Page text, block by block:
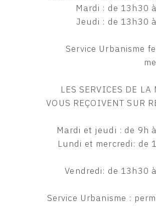
Mardi : de 13h30
Jeudi : de 13h30
Service Urbanisme
LES SERVICES DE
VOUS REÇOIVENT SUR
Mardi et jeudi : de 9h
Lundi et mercredi: de
Vendredi: de 13h30
Service Urbanisme :